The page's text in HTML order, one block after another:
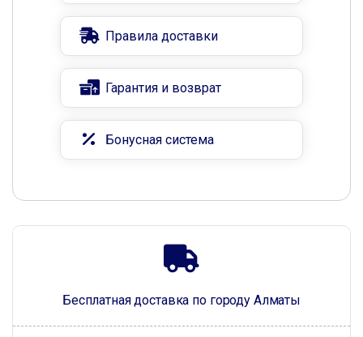
Бесплатная доставка по городу Алматы
Правила доставки
Гарантия и возврат
Бонусная система